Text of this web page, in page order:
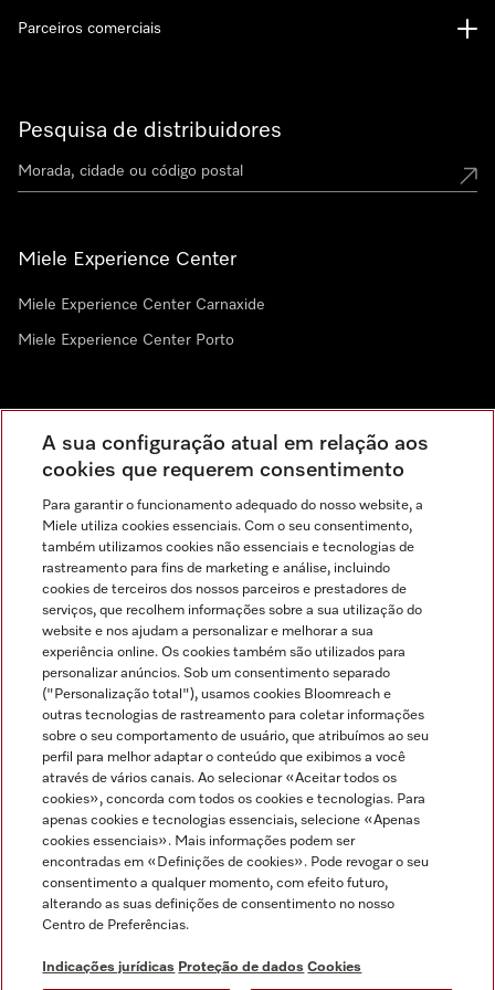
Pesquisa de distribuidores
Miele Experience Center
Miele Experience Center Carnaxide
Miele Experience Center Porto
Parceiros comerciais
Indicações jurídicas
Condições gerais
Proteção de dados
Condições de utilização
Canal de Ética
Formulário de livre resolução
Miele no Instagram
Miele no Facebook
Miele no Youtube
A sua configuração atual em relação aos
cookies que requerem consentimento
Para garantir o funcionamento adequado do nosso website, a
Miele utiliza cookies essenciais. Com o seu consentimento,
também utilizamos cookies não essenciais e tecnologias de
rastreamento para fins de marketing e análise, incluindo
cookies de terceiros dos nossos parceiros e prestadores de
serviços, que recolhem informações sobre a sua utilização do
website e nos ajudam a personalizar e melhorar a sua
experiência online. Os cookies também são utilizados para
personalizar anúncios. Sob um consentimento separado
("Personalização total"), usamos cookies Bloomreach e
outras tecnologias de rastreamento para coletar informações
sobre o seu comportamento de usuário, que atribuímos ao seu
perfil para melhor adaptar o conteúdo que exibimos a você
através de vários canais. Ao selecionar «Aceitar todos os
cookies», concorda com todos os cookies e tecnologias. Para
apenas cookies e tecnologias essenciais, selecione «Apenas
cookies essenciais». Mais informações podem ser
encontradas em «Definições de cookies». Pode revogar o seu
consentimento a qualquer momento, com efeito futuro,
alterando as suas definições de consentimento no nosso
Centro de Preferências.
Indicações jurídicas Proteção de dados Cookies